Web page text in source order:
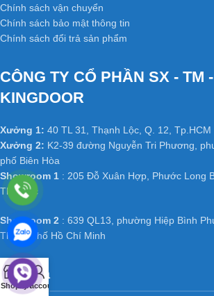
Chính sách vận chuyển
Chính sách bảo mật thông tin
Chính sách đổi trả sản phẩm
CÔNG TY CỔ PHẦN SX - TM
KINGDOOR
Xưởng 1: 40 TL 31, Thạnh Lộc, Q. 12, Tp.HCM
Xưởng 2: K2-39 đường Nguyễn Tri Phương,
phố Biên Hòa
Showroom 1 : 205 Đỗ Xuân Hợp, Phước Long
Thủ Đức
Showroom 2 : 639 QL13, phường Hiệp Bình
Thành phố Hồ Chí Minh
Báo giá
Shop
0
Cart
My account